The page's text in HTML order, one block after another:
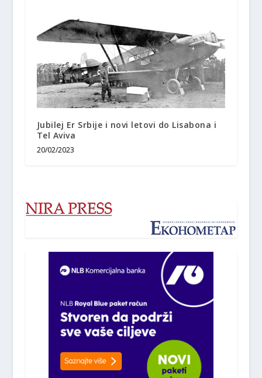
Jubilej Er Srbije i novi letovi do Lisabona i
Tel Aviva
20/02/2023